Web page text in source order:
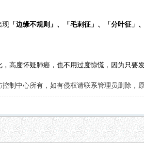
现 「边缘不规则」、「毛刺征」、「分叶征」
高度怀疑肺癌，也不用过度惊慌，因为只要
制中心所有，如有侵权请联系管理员删除，原